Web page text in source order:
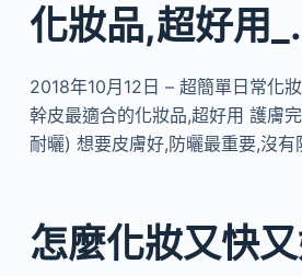
化妝品,超好用
2018年10月12日 – 超簡單日常化
幹皮最適合的化妝品,超好用 護膚
耐曬) 想要皮膚好,防曬最重要,沒
怎麼化妝又快